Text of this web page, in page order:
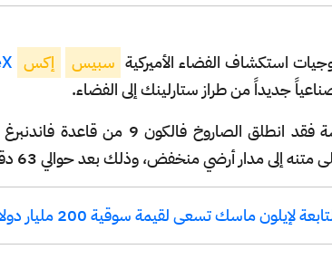
استكشاف الفضاء الأميركية سبيس إكس
وحسب بيان للمؤسسة فقد انطلق
إلى مدار أرضي منخفض، وذلك بعد حوالي 63 دقيقة من الإقلاع.